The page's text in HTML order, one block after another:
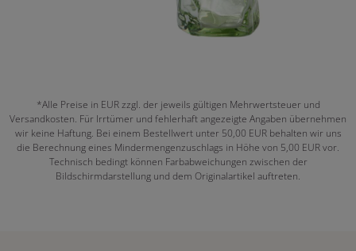
*Alle Preise in EUR zzgl. der jeweils gültigen Mehrwertsteuer und
Versandkosten. Für Irrtümer und fehlerhaft angezeigte Angaben übernehmen
wir keine Haftung. Bei einem Bestellwert unter 50,00 EUR behalten wir uns
die Berechnung eines Mindermengenzuschlags in Höhe von 5,00 EUR vor.
Technisch bedingt können Farbabweichungen zwischen der
Bildschirmdarstellung und dem Originalartikel auftreten.